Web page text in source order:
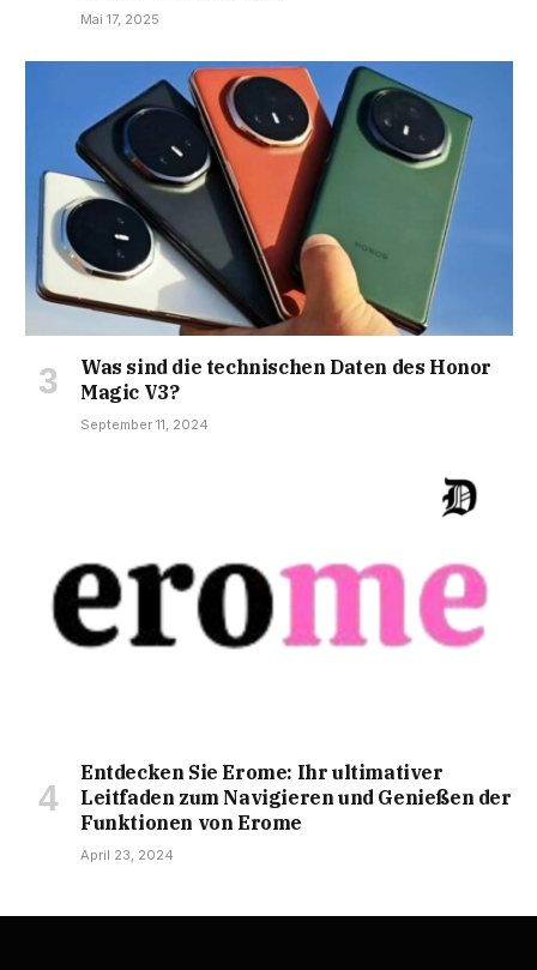
Mai 17, 2025
Was sind die technischen Daten des Honor
Magic V3?
September 11, 2024
Entdecken Sie Erome: Ihr ultimativer
Leitfaden zum Navigieren und Genießen der
Funktionen von Erome
April 23, 2024